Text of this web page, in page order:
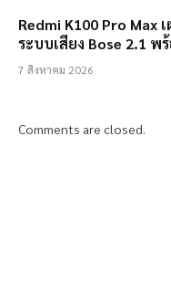
Redmi K100 Pro Max
ระบบเสียง Bose 2.1 พ
7 สิงหาคม 2026
Comments are closed.